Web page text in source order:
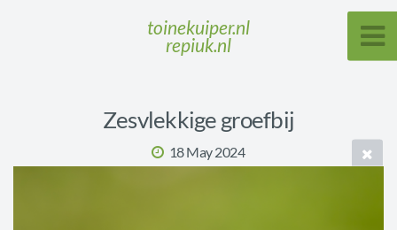
toinekuiper.nl
repiuk.nl
Zesvlekkige groefbij
18 May 2024